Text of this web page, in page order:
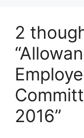
2
2016”